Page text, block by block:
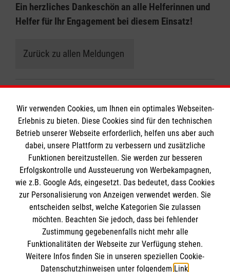
Ein herzliches Dankeschön an alle Helferinnen und
Helfer für Ihr Engagement bei diesem Einsatz!
Zurück zu allen Meldungen
Informationen
Impressum
Datenschutz
Barrierefreiheit
Kontakt
Die Malteser
Malteser in Deutschland
Wir verwenden Cookies, um Ihnen ein optimales Webseiten-
Erlebnis zu bieten. Diese Cookies sind für den technischen
Betrieb unserer Webseite erforderlich, helfen uns aber auch
dabei, unsere Plattform zu verbessern und zusätzliche
Funktionen bereitzustellen. Sie werden zur besseren
Erfolgskontrolle und Aussteuerung von Werbekampagnen,
wie z.B. Google Ads, eingesetzt. Das bedeutet, dass Cookies
zur Personalisierung von Anzeigen verwendet werden. Sie
entscheiden selbst, welche Kategorien Sie zulassen
möchten. Beachten Sie jedoch, dass bei fehlender
Zustimmung gegebenenfalls nicht mehr alle
Funktionalitäten der Webseite zur Verfügung stehen.
Weitere Infos finden Sie in unseren speziellen Cookie-
Datenschutzhinweisen unter folgendem Link.